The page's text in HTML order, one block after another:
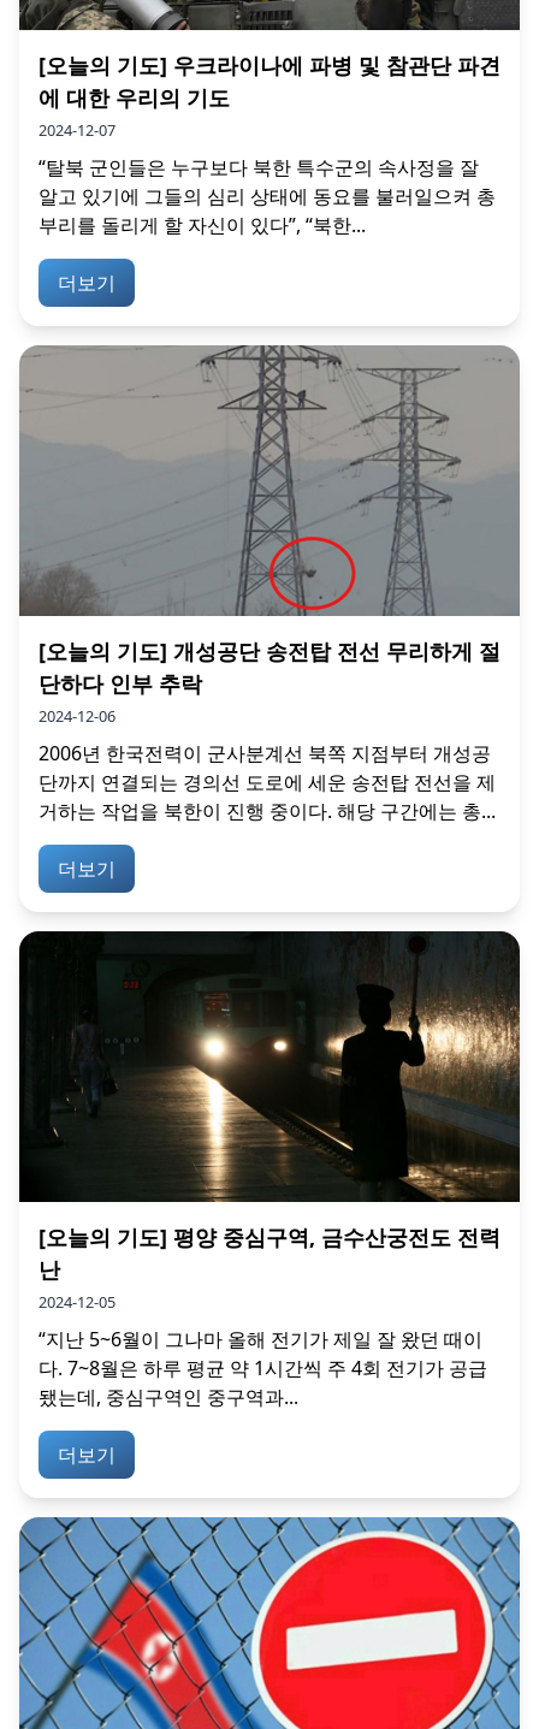
[오늘의 기도] 우크라이나에 파병 및 참관단 파견
에 대한 우리의 기도
2024-12-07
“탈북 군인들은 누구보다 북한 특수군의 속사정을 잘
알고 있기에 그들의 심리 상태에 동요를 불러일으켜 총
부리를 돌리게 할 자신이 있다”, “북한...
더보기
[오늘의 기도] 개성공단 송전탑 전선 무리하게 절
단하다 인부 추락
2024-12-06
2006년 한국전력이 군사분계선 북쪽 지점부터 개성공
단까지 연결되는 경의선 도로에 세운 송전탑 전선을 제
거하는 작업을 북한이 진행 중이다. 해당 구간에는 총...
더보기
[오늘의 기도] 평양 중심구역, 금수산궁전도 전력
난
2024-12-05
“지난 5~6월이 그나마 올해 전기가 제일 잘 왔던 때이
다. 7~8월은 하루 평균 약 1시간씩 주 4회 전기가 공급
됐는데, 중심구역인 중구역과...
더보기